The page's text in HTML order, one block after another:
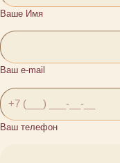
Ваше Имя
Ваш e-mail
Ваш телефон